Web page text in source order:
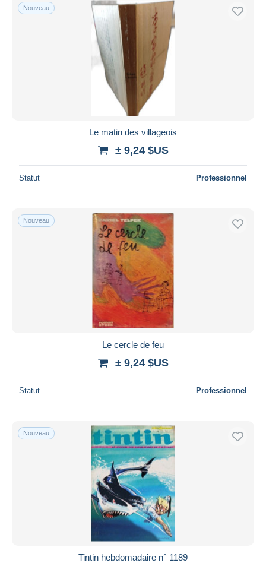
Nouveau
Le matin des villageois
± 9,24 $US
Statut Professionnel
Nouveau
Le cercle de feu
± 9,24 $US
Statut Professionnel
Nouveau
Tintin hebdomadaire n° 1189